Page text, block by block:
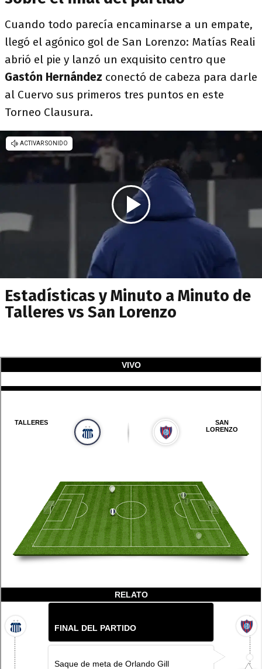
Cuando todo parecía encaminarse a un empate,
llegó el agónico gol de San Lorenzo: Matías Reali
abrió el pie y lanzó un exquisito centro que
Gastón Hernández conectó de cabeza para darle
al Cuervo sus primeros tres puntos en este
Torneo Clausura.
Estadísticas y Minuto a Minuto de
Talleres vs San Lorenzo